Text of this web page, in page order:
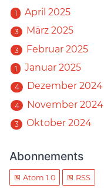
1 April 2025
3 März 2025
3 Februar 2025
1 Januar 2025
4 Dezember 2024
4 November 2024
3 Oktober 2024
Abonnements
Atom 1.0 RSS